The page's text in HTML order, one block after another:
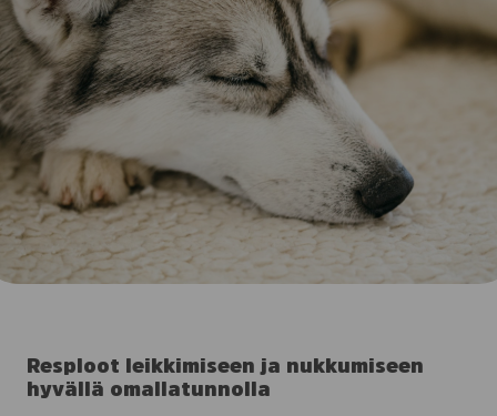
Resploot leikkimiseen ja nukkumiseen
hyvällä omallatunnolla